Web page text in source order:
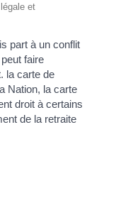
et
part à un conflit
faire
la carte de
Nation, la carte
droit à certains
de la retraite